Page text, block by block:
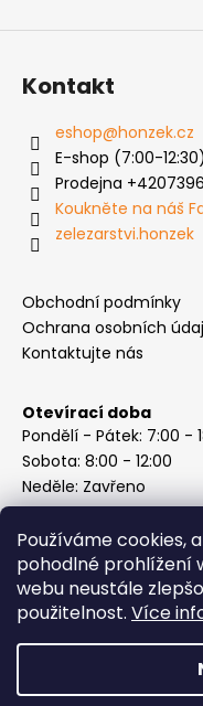
Používáme cookies,
pohodlné prohlížení
webu neustále
použitelnost. Více
Kontakt
eshop@honzek.cz
E-shop (7:00-
Prodejna
Koukněte na náš
zelezarstvi.honzek
Obchodní podmínky
Ochrana osobních
Kontaktujte nás
Otevírací doba
Pondělí - Pátek: 7:00 -
Sobota: 8:00 - 12:00
Neděle: Zavřeno
Instagram